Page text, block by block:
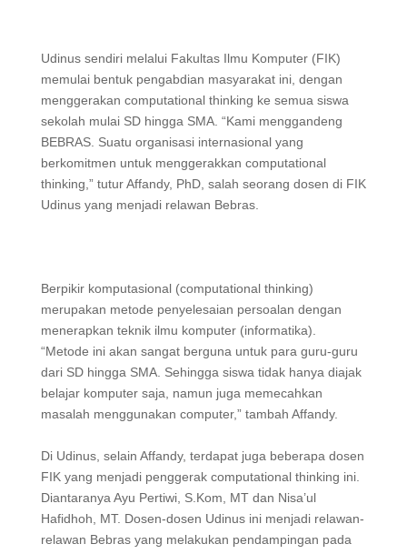
Udinus sendiri melalui Fakultas Ilmu Komputer (FIK)
memulai bentuk pengabdian masyarakat ini, dengan
menggerakan computational thinking ke semua siswa
sekolah mulai SD hingga SMA. “Kami menggandeng
BEBRAS. Suatu organisasi internasional yang
berkomitmen untuk menggerakkan computational
thinking,” tutur Affandy, PhD, salah seorang dosen di FIK
Udinus yang menjadi relawan Bebras.
Berpikir komputasional (computational thinking)
merupakan metode penyelesaian persoalan dengan
menerapkan teknik ilmu komputer (informatika).
“Metode ini akan sangat berguna untuk para guru-guru
dari SD hingga SMA. Sehingga siswa tidak hanya diajak
belajar komputer saja, namun juga memecahkan
masalah menggunakan computer,” tambah Affandy.
Di Udinus, selain Affandy, terdapat juga beberapa dosen
FIK yang menjadi penggerak computational thinking ini.
Diantaranya Ayu Pertiwi, S.Kom, MT dan Nisa’ul
Hafidhoh, MT. Dosen-dosen Udinus ini menjadi relawan-
relawan Bebras yang melakukan pendampingan pada